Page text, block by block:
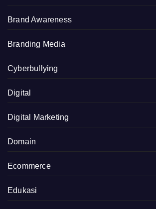
Brand Awareness
Branding Media
Cyberbullying
Digital
Digital Marketing
Domain
Ecommerce
Edukasi